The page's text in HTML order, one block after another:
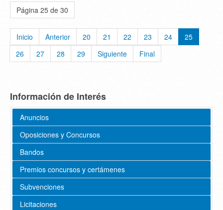
Página 25 de 30
Inicio Anterior 20 21 22 23 24
25
26
27 28 29 Siguiente Final
Información de Interés
Anuncios
Oposiciones y Concursos
Bandos
Premios concursos y certámenes
Subvenciones
Licitaciones